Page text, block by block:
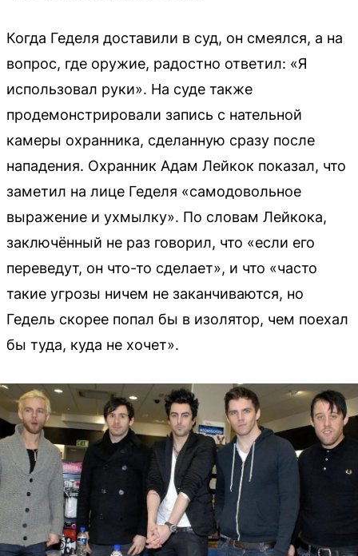
Когда Геделя доставили в суд, он смеялся, а на
вопрос, где оружие, радостно ответил: «Я
использовал руки». На суде также
продемонстрировали запись с нательной
камеры охранника, сделанную сразу после
нападения. Охранник Адам Лейкок показал, что
заметил на лице Геделя «самодовольное
выражение и ухмылку». По словам Лейкока,
заключённый не раз говорил, что «если его
переведут, он что-то сделает», и что «часто
такие угрозы ничем не заканчиваются, но
Гедель скорее попал бы в изолятор, чем поехал
бы туда, куда не хочет».